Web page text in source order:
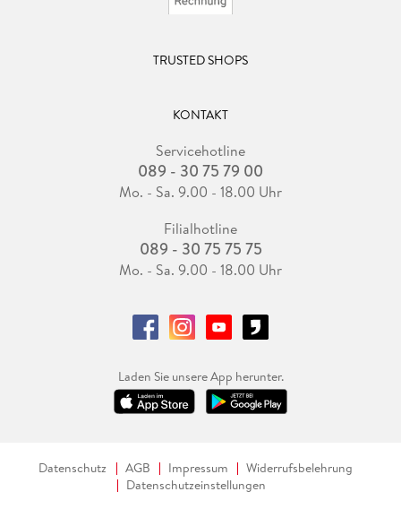
TRUSTED SHOPS
KONTAKT
Servicehotline
089 - 30 75 79 00
Mo. - Sa. 9.00 - 18.00 Uhr
Filialhotline
089 - 30 75 75 75
Mo. - Sa. 9.00 - 18.00 Uhr
Laden Sie unsere App herunter.
Datenschutz AGB Impressum
Widerrufsbelehrung
Datenschutzeinstellungen